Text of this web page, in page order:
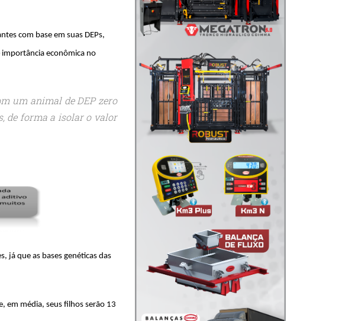
com base em suas DEPs,
importância econômica no
um animal de DEP zero
de forma a isolar o valor
já que as bases genéticas das
em média, seus filhos serão 13